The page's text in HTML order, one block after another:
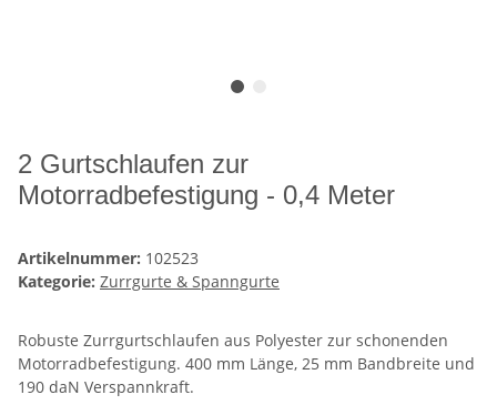
2 Gurtschlaufen zur
Motorradbefestigung - 0,4 Meter
Artikelnummer: 102523
Kategorie: Zurrgurte & Spanngurte
Robuste Zurrgurtschlaufen aus Polyester zur schonenden
Motorradbefestigung. 400 mm Länge, 25 mm Bandbreite und
190 daN Verspannkraft.